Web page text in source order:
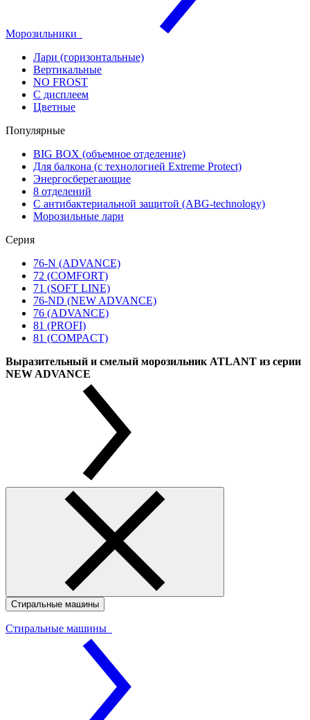
Морозильники
Лари (горизонтальные)
Вертикальные
NO FROST
С дисплеем
Цветные
Популярные
BIG BOX (объемное отделение)
Для балкона (с технологией Extreme Protect)
Энергосберегающие
8 отделений
С антибактериальной защитой (ABG-technology)
Морозильные лари
Серия
76-N (ADVANCE)
72 (COMFORT)
71 (SOFT LINE)
76-ND (NEW ADVANCE)
76 (ADVANCE)
81 (PROFI)
81 (COMPACT)
Выразительный и смелый морозильник ATLANT из серии
NEW ADVANCE
Стиральные машины
Стиральные машины